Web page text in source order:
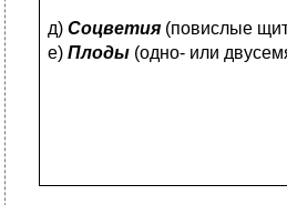
д) Соцветия (повислые
е) Плоды (одно- или